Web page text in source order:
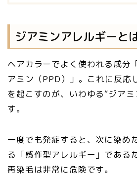
ジアミンアレルギーと
ヘアカラーでよく使われる成分
アミン（PPD）」。これに反応
を起こすのが、いわゆる“ジア
す。
一度でも発症すると、次に染め
る「感作型アレルギー」である
再染毛は非常に危険です。